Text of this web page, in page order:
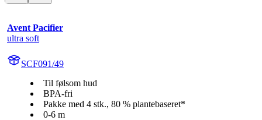
Avent Pacifier
ultra soft
SCF091/49
Til følsom hud
BPA-fri
Pakke med 4 stk., 80 % plantebaseret*
0-6 m